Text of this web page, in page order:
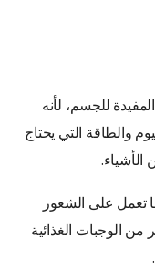
للجسم، لأنه
والطاقة التي يحتاج
الأشياء.
تعمل على الشعور
من الوجبات الغذائية